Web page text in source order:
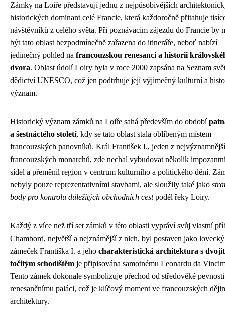
Zámky na Loiře představují jednu z nejpůsobivějších
historických dominant celé Francie, která každoročně přitahuje
návštěvníků z celého světa. Při poznávacím zájezdu do Francie by
být tato oblast bezpodmínečně zařazena do itineráře, neboť nabízí
jedinečný pohled na francouzskou renesanci a historii
dvora. Oblast údolí Loiry byla v roce 2000 zapsána na Seznam
dědictví UNESCO, což jen podtrhuje její výjimečný kulturní a
význam.
Historický význam zámků na Loiře sahá především do období
a šestnáctého století, kdy se tato oblast stala oblíbeným místem
francouzských panovníků. Král František I., jeden z
francouzských monarchů, zde nechal vybudovat několik
sídel a přeměnil region v centrum kulturního a politického dění.
nebyly pouze reprezentativními stavbami, ale sloužily také jako
body pro kontrolu důležitých obchodních cestpodél řeky Loiry.
Každý z více než tří set zámků v této oblasti vypráví svůj vlastní
Chambord, největší a nejznámější z nich, byl postaven jako lovecký
zámeček Františka I. a jeho charakteristická architektura s
točitým schodištěm je připisována samotnému Leonardu da
Tento zámek dokonale symbolizuje přechod od středověké
renesančnímu paláci, což je klíčový moment ve francouzských
architektury.